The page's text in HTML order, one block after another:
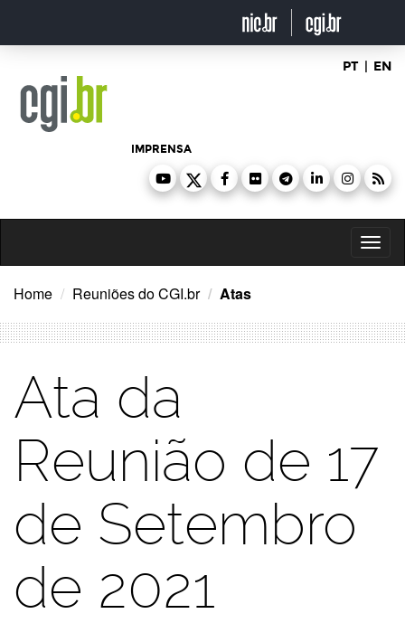
o
PT | EN
IMPRENSA
Home Reuniões do CGI.br Atas
Ata da
Reunião de 17
de Setembro
de 2021